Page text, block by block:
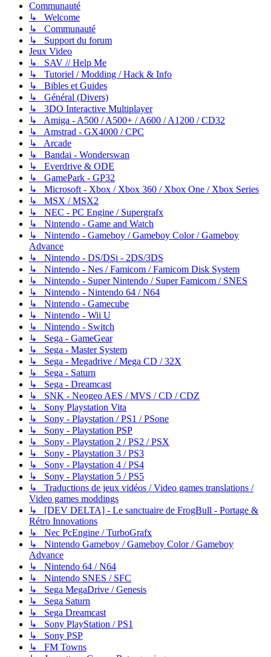
Communauté
↳ Welcome
↳ Communauté
↳ Support du forum
Jeux Video
↳ SAV // Help Me
↳ Tutoriel / Modding / Hack & Info
↳ Bibles et Guides
↳ Général (Divers)
↳ 3DO Interactive Multiplayer
↳ Amiga - A500 / A500+ / A600 / A1200 / CD32
↳ Amstrad - GX4000 / CPC
↳ Arcade
↳ Bandai - Wonderswan
↳ Everdrive & ODE
↳ GamePark - GP32
↳ Microsoft - Xbox / Xbox 360 / Xbox One / Xbox Series
↳ MSX / MSX2
↳ NEC - PC Engine / Supergrafx
↳ Nintendo - Game and Watch
↳ Nintendo - Gameboy / Gameboy Color / Gameboy
Advance
↳ Nintendo - DS/DSi - 2DS/3DS
↳ Nintendo - Nes / Famicom / Famicom Disk System
↳ Nintendo - Super Nintendo / Super Famicom / SNES
↳ Nintendo - Nintendo 64 / N64
↳ Nintendo - Gamecube
↳ Nintendo - Wii U
↳ Nintendo - Switch
↳ Sega - GameGear
↳ Sega - Master System
↳ Sega - Megadrive / Mega CD / 32X
↳ Sega - Saturn
↳ Sega - Dreamcast
↳ SNK - Neogeo AES / MVS / CD / CDZ
↳ Sony Playstation Vita
↳ Sony - Playstation / PS1 / PSone
↳ Sony - Playstation PSP
↳ Sony - Playstation 2 / PS2 / PSX
↳ Sony - Playstation 3 / PS3
↳ Sony - Playstation 4 / PS4
↳ Sony - Playstation 5 / PS5
↳ Traductions de jeux vidéos / Video games translations /
Video games moddings
↳ [DEV DELTA] - Le sanctuaire de FrogBull - Portage &
Rétro Innovations
↳ Nec PcEngine / TurboGrafx
↳ Nintendo Gameboy / Gameboy Color / Gameboy
Advance
↳ Nintendo 64 / N64
↳ Nintendo SNES / SFC
↳ Sega MegaDrive / Genesis
↳ Sega Saturn
↳ Sega Dreamcast
↳ Sony PlayStation / PS1
↳ Sony PSP
↳ FM Towns